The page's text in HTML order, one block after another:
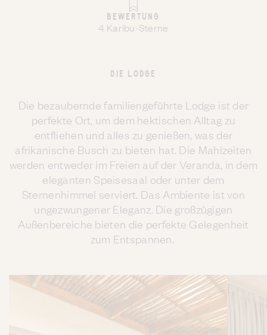
BEWERTUNG
4 Karibu-Sterne
DIE LODGE
Die bezaubernde familiengeführte Lodge ist der
perfekte Ort, um dem hektischen Alltag zu
entfliehen und alles zu genießen, was der
afrikanische Busch zu bieten hat. Die Mahlzeiten
werden entweder im Freien auf der Veranda, in dem
eleganten Speisesaal oder unter dem
Sternenhimmel serviert. Das Ambiente ist von
ungezwungener Eleganz. Die großzügigen
Außenbereiche bieten die perfekte Gelegenheit
zum Entspannen.